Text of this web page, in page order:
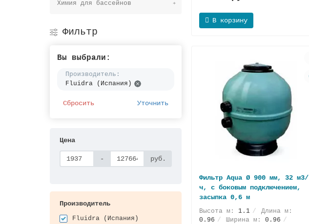
Химия для бассейнов
Фильтр
Вы выбрали:
Производитель:
Fluidra (Испания)
Сбросить Уточнить
Цена
- руб.
Производитель
Fluidra (Испания)
В корзину
Фильтр Aqua Ø 900 мм, 32 м3/
ч, с боковым подключением,
засыпка 0,6 м
Высота м: 1.1
Длина м:
0.96
Ширина м: 0.96